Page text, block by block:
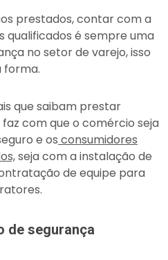
prestados, contar com a
qualificados é sempre uma
no setor de varejo, isso
forma.
que saibam prestar
com que o comércio seja
e os consumidores
seja com a instalação de
de equipe para
de segurança